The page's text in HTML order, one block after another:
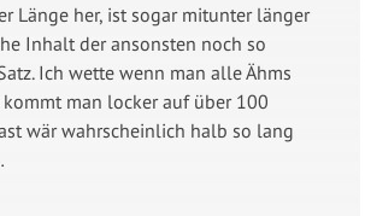
Länge her, ist sogar mitunter länger
Inhalt der ansonsten noch so
Ich wette wenn man alle Ähms
man locker auf über 100
wär wahrscheinlich halb so lang